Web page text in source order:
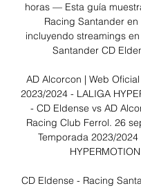
horas — Esta guía
Racing Santander
incluyendo streamings
Santander CD
AD Alcorcon | Web
2023/2024 - LALIGA
- CD Eldense vs AD
Racing Club Ferrol. 26
Temporada 2023/2024
HYPERMOTION
CD Eldense - Racing